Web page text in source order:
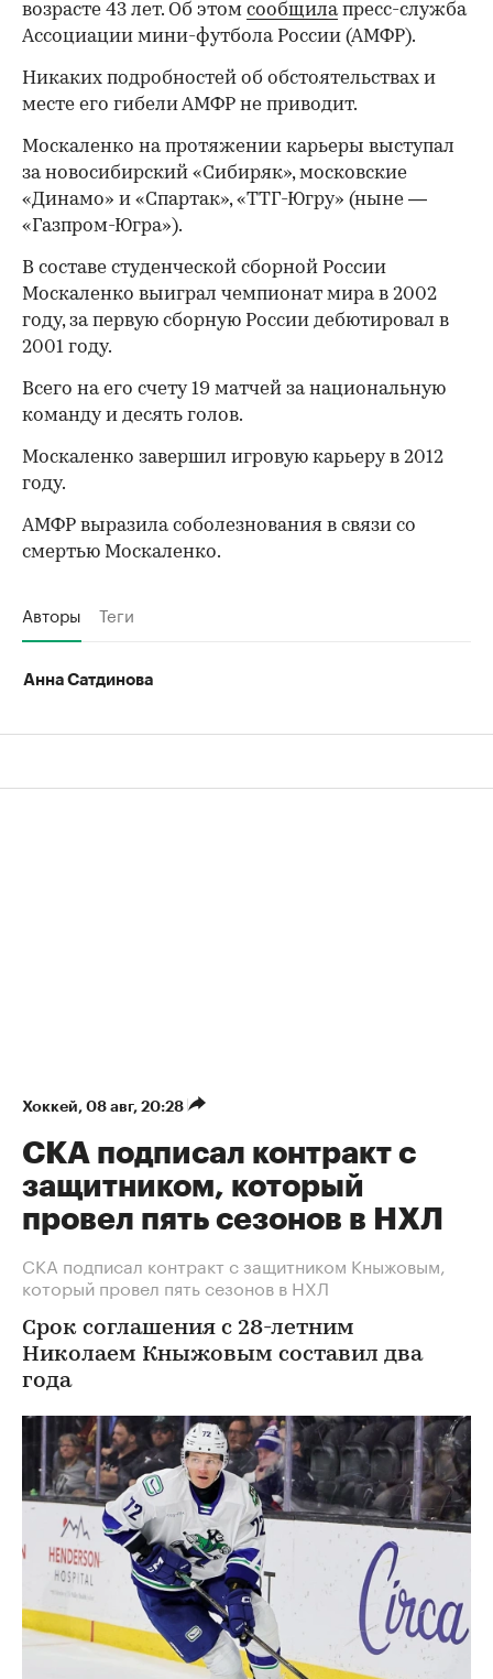
возрасте 43 лет. Об этом сообщилапресс-служба
Ассоциации мини-футбола России (АМФР).
Никаких подробностей об обстоятельствах и
месте его гибели АМФР не приводит.
Москаленко на протяжении карьеры выступал
за новосибирский «Сибиряк», московские
«Динамо» и «Спартак», «ТТГ-Югру» (ныне —
«Газпром-Югра»).
В составе студенческой сборной России
Москаленко выиграл чемпионат мира в 2002
году, за первую сборную России дебютировал в
2001 году.
Всего на его счету 19 матчей за национальную
команду и десять голов.
Москаленко завершил игровую карьеру в 2012
году.
АМФР выразила соболезнования в связи со
смертью Москаленко.
Авторы Теги
Анна Сатдинова
Хоккей⁠, 08 авг, 20:28
СКА подписал контракт с
защитником, который
провел пять сезонов в НХЛ
СКА подписал контракт с защитником Кныжовым,
который провел пять сезонов в НХЛ
Срок соглашения с 28-летним
Николаем Кныжовым составил два
года